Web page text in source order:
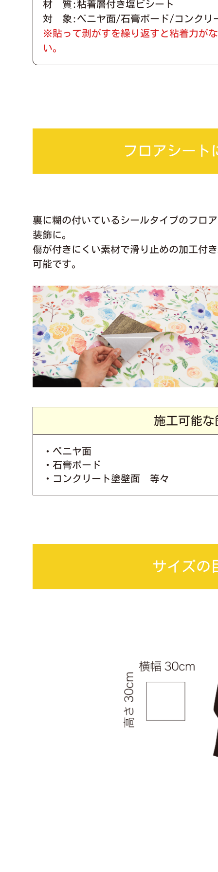
材 質:粘着層付き塩ビシート
対 象:ベニヤ面/石膏ボード/コンクリ
※貼って剥がすを繰り返すと粘着力が
い。
フロアシート
裏に糊の付いているシールタイプのフロ
装飾に。
傷が付きにくい素材で滑り止めの加工付
可能です。
施工可能な
・ベニヤ面
・石膏ボード
・コンクリート塗壁面 等々
サイズの